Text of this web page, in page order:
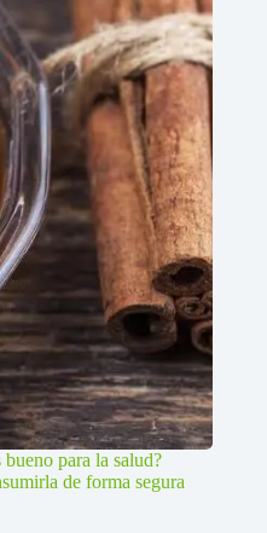
para la salud?
de forma segura